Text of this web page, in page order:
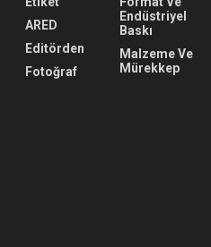
ARED
Editörden
Fotoğraf
Endüstriyel
Baskı
Malzeme Ve
Mürekkep